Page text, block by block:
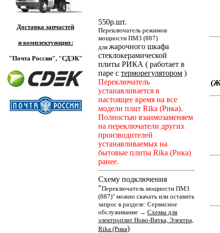
Доставка запчастей
и комплектующих:
"Почта России", "СДЭК"
550р.шт.
Переключатель режимов
мощности ПМ3 (887)
для жарочного шкафа
стеклокерамической
плиты РИКА ( работает в
паре с терморегулятором )
Переключатель
устанавливается в
настоящее время на все
модели плит Rika (Рика).
Полностью взаимозаменяем
на переключатели других
производителей
устанавливаемых на
бытовые плиты Rika (Рика)
ранее.
Схему подключения
"Переключатель мощности ПМ3
(887)" можно скачать или оставить
запрос в разделе: Сервисное
обслуживание → Cхемы для
электроплит Ново-Вятка, Электра,
Rika (Рика)